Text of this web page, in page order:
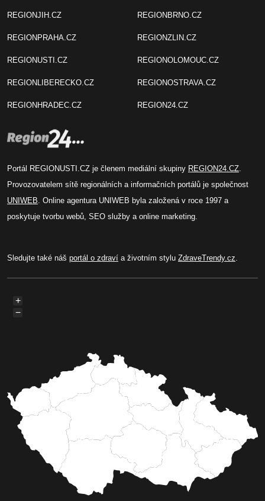
REGIONJIH.CZ
REGIONPRAHA.CZ
REGIONUSTI.CZ
REGIONLIBERECKO.CZ
REGIONHRADEC.CZ
REGIONBRNO.CZ
REGIONZLIN.CZ
REGIONOLOMOUC.CZ
REGIONOSTRAVA.CZ
REGION24.CZ
Portál REGIONUSTI.CZ je členem mediální skupiny REGION24.CZ.
Provozovatelem sítě regionálních a informačních portálů je společnost
UNIWEB. Online agentura UNIWEB byla založená v roce 1997 a
poskytuje tvorbu webů, SEO služby a online marketing.
Sledujte také náš portál o zdraví a životním stylu ZdraveTrendy.cz.
+
−